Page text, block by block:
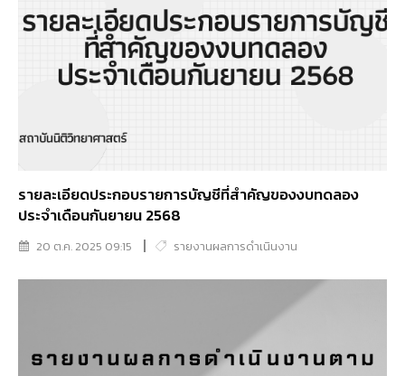
รายละเอียดประกอบรายการบัญชีที่สำคัญของงบทดลอง
ประจำเดือนกันยายน 2568
20 ต.ค. 2025 09:15 รายงานผลการดำเนินงาน